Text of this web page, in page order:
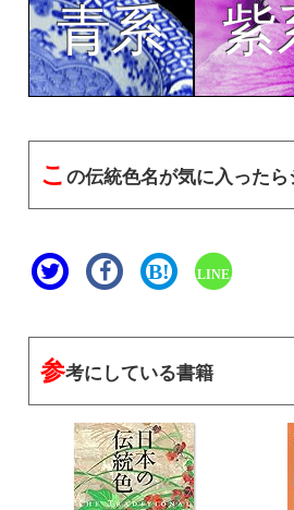
青系 紫
こ の伝統色名が気に入った
B! LINE
参考にしている書籍